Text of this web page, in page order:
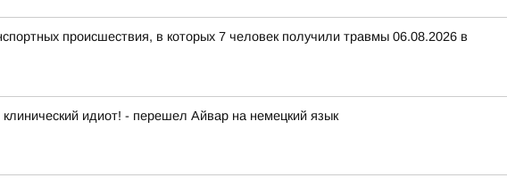
происшествия, в которых 7 человек получили травмы 06.08.2026 в
идиот! - перешел Айвар на немецкий язык